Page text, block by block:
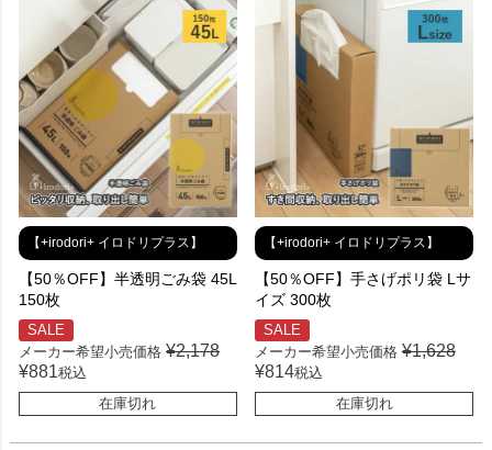
【+irodori+ イロドリプラス】
【50％OFF】半透明ごみ袋 45L
150枚
SALE
メーカー希望小売価格 ¥2,178
¥881税込
在庫切れ
【+irodori+ イロドリプラス】
【50％OFF】手さげポリ袋 Lサ
イズ 300枚
SALE
メーカー希望小売価格 ¥1,628
¥814税込
在庫切れ